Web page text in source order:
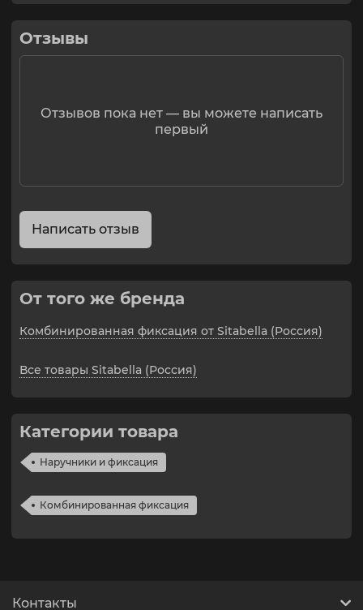
Отзывы
Отзывов пока нет — вы можете написать
первый
Написать отзыв
От того же бренда
Комбинированная фиксация от Sitabella (Россия)
Все товары Sitabella (Россия)
Категории товара
Наручники и фиксация
Комбинированная фиксация
Контакты